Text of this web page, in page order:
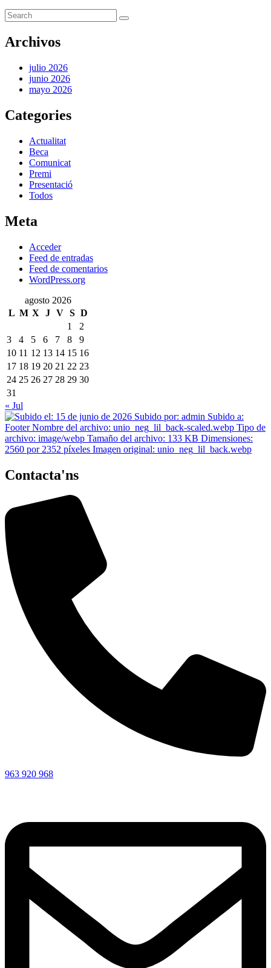
Archivos
julio 2026
junio 2026
mayo 2026
Categories
Actualitat
Beca
Comunicat
Premi
Presentació
Todos
Meta
Acceder
Feed de entradas
Feed de comentarios
WordPress.org
agosto 2026
L M X J V S D
1
2
3
4 5 6 7 8
9
10 11 12 13 14 15 16
17 18 19 20 21 22 23
24 25 26 27 28 29 30
31
« Jul
Contacta'ns
963 920 968